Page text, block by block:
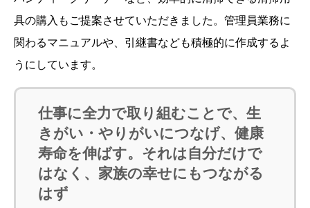
具の購入もご提案させていただきました。管理員業務に
関わるマニュアルや、引継書なども積極的に作成するよ
うにしています。
仕事に全力で取り組むことで、生
きがい・やりがいにつなげ、健康
寿命を伸ばす。それは自分だけで
はなく、家族の幸せにもつながる
はず